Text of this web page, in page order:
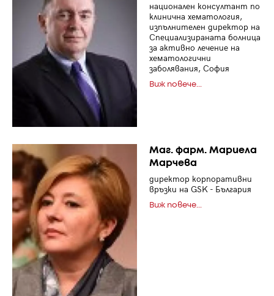
национален консултант по
клинична хематология,
изпълнителен директор на
Специализираната болница
за активно лечение на
хематологични
заболявания, София
Виж повече...
Маг. фарм. Мариела
Марчева
директор корпоративни
връзки на GSK - България
Виж повече...